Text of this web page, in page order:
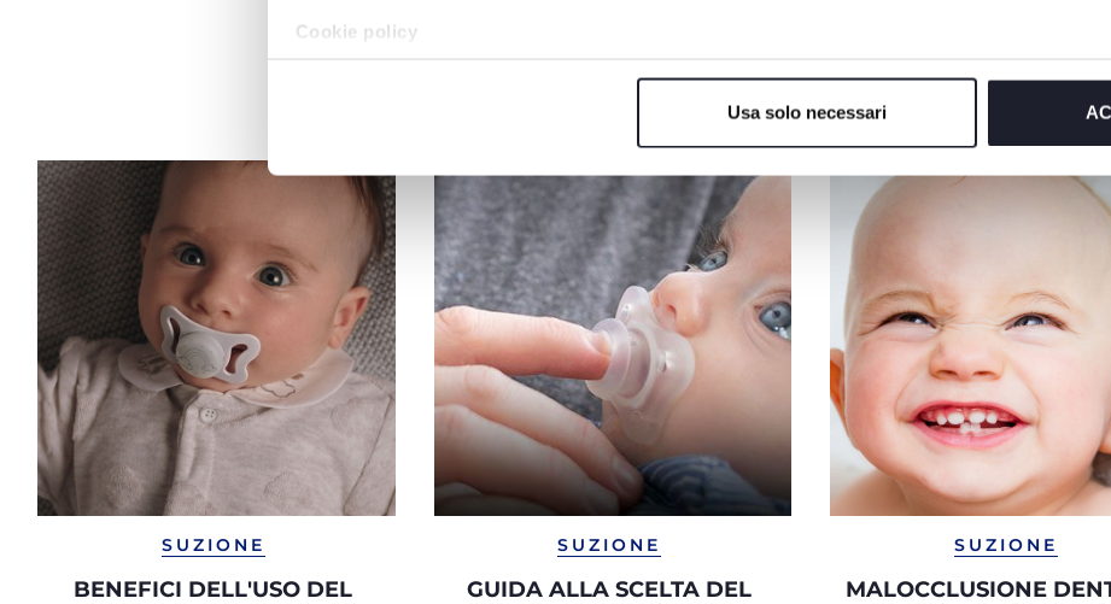
Cookie policy
Usa solo necessari
I NOSTRI CONSIGLI
SUZIONE
BENEFICI DELL'USO DEL
SUZIONE
GUIDA ALLA SCELTA DEL
SUZIONE
MALOCCLUSIONE